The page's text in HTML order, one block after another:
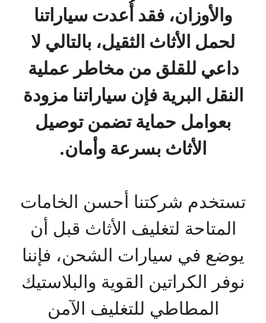
والأوزان، فقد أُعدت سياراتنا
لحمل الأثاث الثقيل، بالتالي لا
داعي للقلق من مخاطر عملية
النقل البرية فإن سياراتنا مزودة
بعوامل حماية تضمن توصيل
الأثاث بسرعة وأمان.
تستخدم شركتنا أحسن الخامات
المتاحة لتغليف الأثاث قبل أن
يوضع في سيارات الشحن، فإننا
نوفر الكراتين القوية والبلاستيك
المطاطي للتغليف الآمن